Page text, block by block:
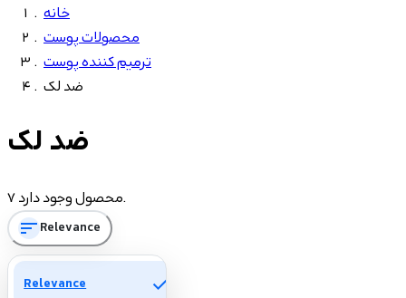
خانه
محصولات پوست
ترمیم کننده پوست
ضد لک
تومان
تومان
Manufacturers
ضد لک
7 محصول وجود دارد.
sortRelevance
Relevance check